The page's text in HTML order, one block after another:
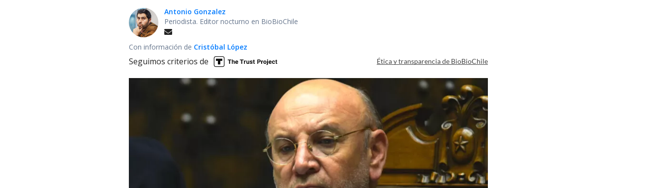
Antonio Gonzalez
Periodista. Editor nocturno en BioBioChile
Con información de Cristóbal López
Seguimos criterios de Ética y transparencia de BioBioChile